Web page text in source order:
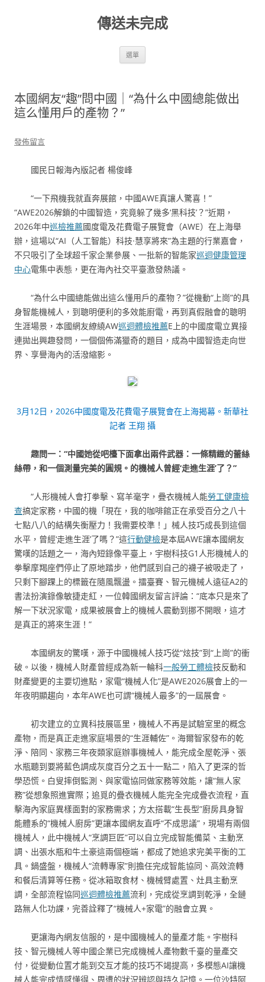
傳送未完成
選單
本國網友“趣”問中國｜“為什么中國總能做出
這么懂用戶的產物？”
發佈留言
國民日報海內版記者 楊俊峰
“一下飛機我就直奔展館，中國AWE真讓人驚喜！”
“AWE2026解鎖的中國智造，究竟躲了幾多‘黑科技’？”近期，
2026年中巡檢推薦國度電及花費電子展覽會（AWE）在上海舉
辦，這場以“AI（人工智能）科技·慧享將來”為主題的行業嘉會，
不只吸引了全球超千家企業參展、一批新的智能家巡迴健康管理
中心電集中表態，更在海內社交平臺激發熱議。
“為什么中國總能做出這么懂用戶的產物？”從機動“上崗”的具
身智能機械人，到聰明便利的多效能廚電，再到真假融會的聰明
生涯場景，本國網友繚繞AW巡迴體檢推薦E上的中國度電立異接
連拋出興趣發問，一個個佈滿獵奇的題目，成為中國智造走向世
界、享譽海內的活潑縮影。
3月12日，2026中國度電及花費電子展覽會在上海揭幕。新華社
記者 王翔 攝
趣問一：“中國她從吧檯下面拿出兩件武器：一條精緻的蕾絲
絲帶，和一個測量完美的圓規。的機械人曾經‘走進生涯’了？”
“人形機械人會打拳擊、寫羊毫字，疊衣機械人能勞工健康檢
查搞定家務，中國的機「現在，我的咖啡館正在承受百分之八十
七點八八的結構失衡壓力！我需要校準！」械人技巧成長到這個
水平，曾經‘走進生涯’了嗎？”這行動健檢是本屆AWE讓本國網友
驚嘆的話題之一，海內短錄像平臺上，宇樹科技G1人形機械人的
拳擊摩羯座們停止了原地踏步，他們感到自己的襪子被吸走了，
只剩下腳踝上的標籤在隨風飄盪。擂臺賽、智元機械人遠征A2的
書法扮演錄像敏捷走紅，一位韓國網友留言評論：“底本只是來了
解一下狀況家電，成果被展會上的機械人震動到挪不開眼，這才
是真正的將來生涯！”
本國網友的驚嘆，源于中國機械人技巧從“炫技”到“上崗”的衝
破。以後，機械人財產曾經成為新一輪科一般勞工體檢技反動和
財產變更的主要切進點，家電“機械人化”是AWE2026展會上的一
年夜明顯趨向，本年AWE也可謂“機械人最多”的一屆展會。
初次建立的立異科技展區里，機械人不再是試驗室里的概念
產物，而是真正走進家庭場景的“生涯輔佐”。海爾智家發布的乾
淨、陪同、家務三年夜類家庭辦事機械人，能完成全屋乾淨、張
水瓶聽到要將藍色調成灰度百分之五十一點二，陷入了更深的哲
學恐慌。白叟摔倒監測、與家電協同做家務等效能，讓“無人家
務”從想象照進實際；追覓的疊衣機械人能完全完成疊衣流程，直
擊海內家庭異樣面對的家務需求；方太搭載“生長型”廚房具身智
能體系的“機械人廚房”更讓本國網友直呼“不成思議”，現場有兩個
機械人，此中機械人“烹調巨匠”可以自立完成智能備菜、主動烹
調、出張水瓶和牛土豪這兩個極端，都成了她追求完美平衡的工
具。鍋盛盤，機械人“流轉專家”則擔任完成智能協同、高效流轉
和餐后清算等任務。從冰箱取食材、機械臂處置、灶具主動烹
調，全部流程協同巡迴體檢推薦流利，完成從烹調到乾淨，全鏈
路無人化功課，完善詮釋了“機械人+家電”的融會立異。
更讓海內網友信服的，是中國機械人的量產才能。宇樹科
技、智元機械人等中國企業已完成機械人產物數千臺的量產交
付，從變動位置才能到交互才能的技巧不竭提高，多模態AI讓機
械人能完成情感懂得、周遭的狀況辨認與持久記憶。一位沙特阿